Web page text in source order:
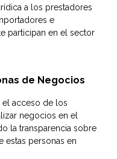
a los prestadores
e
participan en el sector
de Negocios
el acceso de los
negocios en el
la transparencia sobre
estas personas en